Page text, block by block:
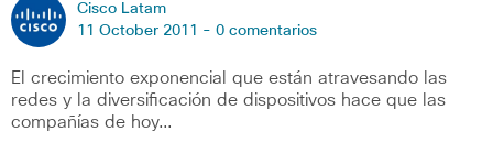
Cisco Latam
11 October 2011 - 0 comentarios
El crecimiento exponencial que están atravesando las
redes y la diversificación de dispositivos hace que las
compañías de hoy…